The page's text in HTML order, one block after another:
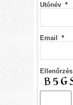
Utónév *
Email *
Ellenőrzés